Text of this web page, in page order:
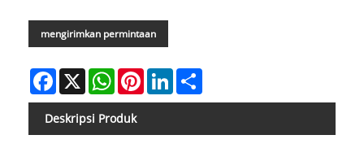
mengirimkan permintaan
Facebook
X WhatsAppPinterestLinkedIn
Deskripsi Produk